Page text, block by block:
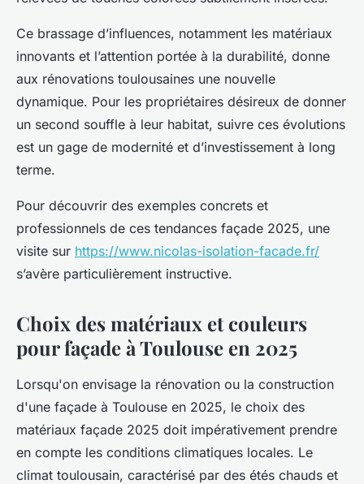
Ce brassage d’influences, notamment les matériaux
innovants et l’attention portée à la durabilité, donne
aux rénovations toulousaines une nouvelle
dynamique. Pour les propriétaires désireux de donner
un second souffle à leur habitat, suivre ces évolutions
est un gage de modernité et d’investissement à long
terme.
Pour découvrir des exemples concrets et
professionnels de ces tendances façade 2025, une
visite sur https://www.nicolas-isolation-facade.fr/
s’avère particulièrement instructive.
Choix des matériaux et couleurs
pour façade à Toulouse en 2025
Lorsqu'on envisage la rénovation ou la construction
d'une façade à Toulouse en 2025, le choix des
matériaux façade 2025 doit impérativement prendre
en compte les conditions climatiques locales. Le
climat toulousain, caractérisé par des étés chauds et